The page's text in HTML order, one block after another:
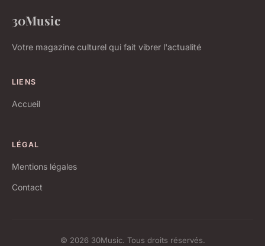
30Music
Votre magazine culturel qui fait vibrer l'actualité
LIENS
Accueil
LÉGAL
Mentions légales
Contact
© 2026 30Music. Tous droits réservés.